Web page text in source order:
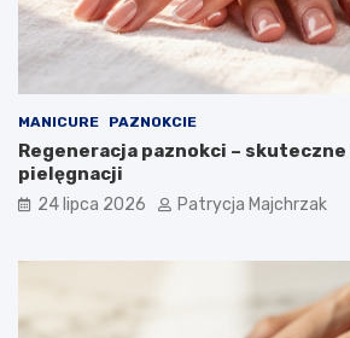
MANICURE PAZNOKCIE
Regeneracja paznokci –
pielęgnacji
24 lipca 2026 Patrycja Majchrzak